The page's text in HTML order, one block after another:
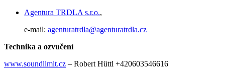
Agentura TRDLA s.r.o.,
e-mail: agenturatrdla@agenturatrdla.cz
Technika a ozvučení
www.soundlimit.cz – Robert Hüttl +420603546616‬